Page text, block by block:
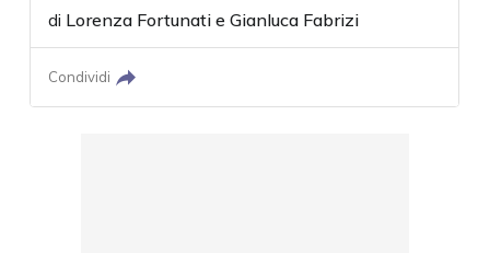
di Lorenza Fortunati eGianluca Fabrizi
Condividi